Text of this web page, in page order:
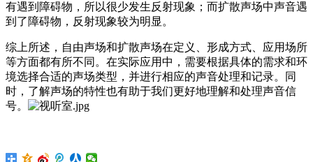
有遇到障碍物，所以很少发生反射现象；而扩散声场中声音遇
到了障碍物，反射现象较为明显。
综上所述，自由声场和扩散声场在定义、形成方式、应用场所
等方面都有所不同。在实际应用中，需要根据具体的需求和环
境选择合适的声场类型，并进行相应的声音处理和记录。同
时，了解声场的特性也有助于我们更好地理解和处理声音信
号。